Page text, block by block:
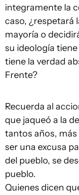
integramente la
caso, ¿respetará
mayoría o
su ideología
tiene la verdad
Frente?
Recuerda al
que jaqueó a la
tantos años, más
ser una excusa
del pueblo, se
pueblo.
Quienes dicen